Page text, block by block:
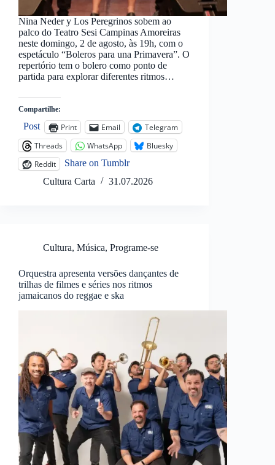
Nina Neder y Los Peregrinos sobem ao
palco do Teatro Sesi Campinas Amoreiras
neste domingo, 2 de agosto, às 19h, com o
espetáculo “Boleros para una Primavera”. O
repertório tem o bolero como ponto de
partida para explorar diferentes ritmos…
Compartilhe:
Post Print Email
Telegram
Threads
WhatsApp
Bluesky
Reddit
Share on Tumblr
Cultura Carta
31.07.2026
Cultura, Música, Programe-se
Orquestra apresenta versões dançantes de
trilhas de filmes e séries nos ritmos
jamaicanos do reggae e ska